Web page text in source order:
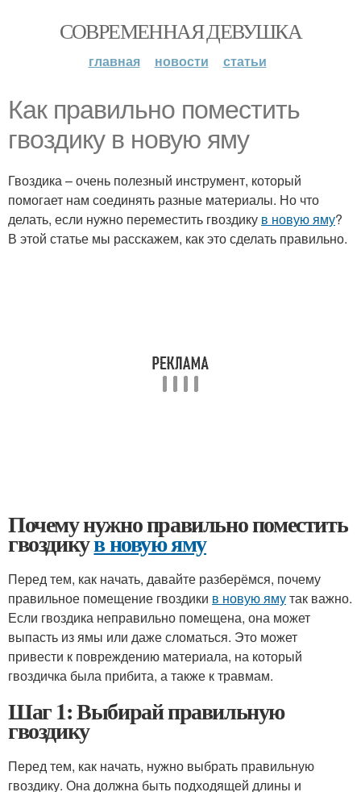
СОВРЕМЕННАЯ ДЕВУШКА
главная новости статьи
Как правильно поместить
гвоздику в новую яму
Гвоздика – очень полезный инструмент, который
помогает нам соединять разные материалы. Но что
делать, если нужно переместить гвоздику в новую яму?
В этой статье мы расскажем, как это сделать правильно.
Почему нужно правильно поместить
гвоздикув новую яму
Перед тем, как начать, давайте разберёмся, почему
правильное помещение гвоздики в новую ямутак важно.
Если гвоздика неправильно помещена, она может
выпасть из ямы или даже сломаться. Это может
привести к повреждению материала, на который
гвоздичка была прибита, а также к травмам.
Шаг 1: Выбирай правильную
гвоздику
Перед тем, как начать, нужно выбрать правильную
гвоздику. Она должна быть подходящей длины и